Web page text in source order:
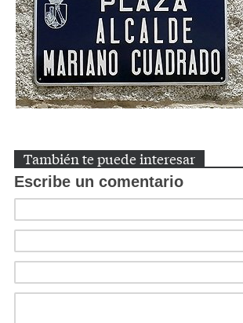
También te puede interesar
Escribe un comentario